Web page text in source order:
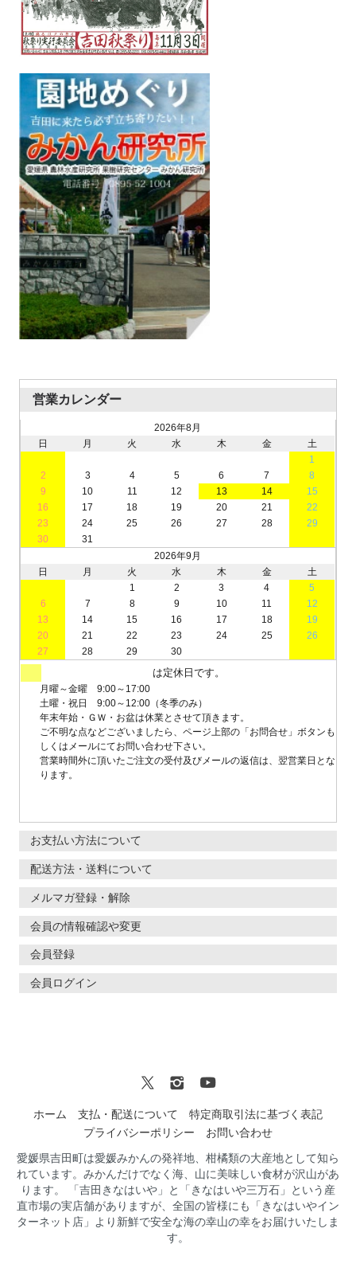
営業カレンダー
2026年8月
日
月 火 水 木 金
土
1
2
3 4 5 6 7
8
9
10 11 12 13 14
15
16
17 18 19 20 21
22
23
24 25 26 27 28
29
30
31
2026年9月
日
月 火 水 木 金
土
1
2 3 4
5
6
7 8 9 10 11
12
13
14 15 16 17 18
19
20
21 22 23 24 25
26
27
28 29 30
は定休日です。
月曜～金曜 9:00～17:00
土曜・祝日 9:00～12:00（冬季のみ）
年末年始・ＧＷ・お盆は休業とさせて頂きます。
ご不明な点などございましたら、ページ上部の「お問合せ」ボタンも
しくはメールにてお問い合わせ下さい。
営業時間外に頂いたご注文の受付及びメールの返信は、翌営業日とな
ります。
お支払い方法について
配送方法・送料について
メルマガ登録・解除
会員の情報確認や変更
会員登録
会員ログイン
ホーム 支払・配送について
特定商取引法に基づく表記
プライバシーポリシー
お問い合わせ
愛媛県吉田町は愛媛みかんの発祥地、柑橘類の大産地として知ら
れています。みかんだけでなく海、山に美味しい食材が沢山があ
ります。 「吉田きなはいや」と「きなはいや三万石」という産
直市場の実店舗がありますが、全国の皆様にも「きなはいやイン
ターネット店」より新鮮で安全な海の幸山の幸をお届けいたしま
す。